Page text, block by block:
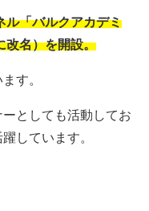
ル「バルクアカデミ
改名）を開設。
す。
としても活動してお
しています。